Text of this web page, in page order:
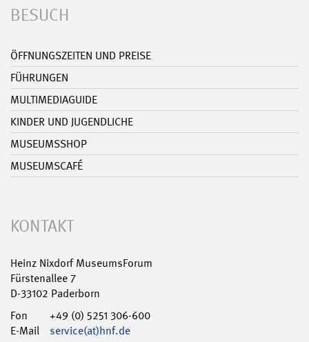
BESUCH
ÖFFNUNGSZEITEN UND PREISE
FÜHRUNGEN
MULTIMEDIAGUIDE
KINDER UND JUGENDLICHE
MUSEUMSSHOP
MUSEUMSCAFÉ
KONTAKT
Heinz Nixdorf MuseumsForum
Fürstenallee 7
D-33102 Paderborn
Fon
+49 (0) 5251 306-600
E-Mail
service(at)hnf.de